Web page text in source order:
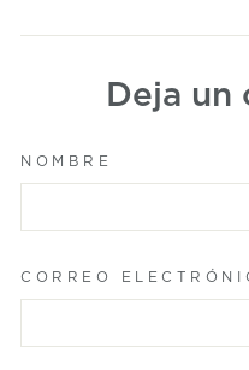
Deja un
NOMBRE
CORREO